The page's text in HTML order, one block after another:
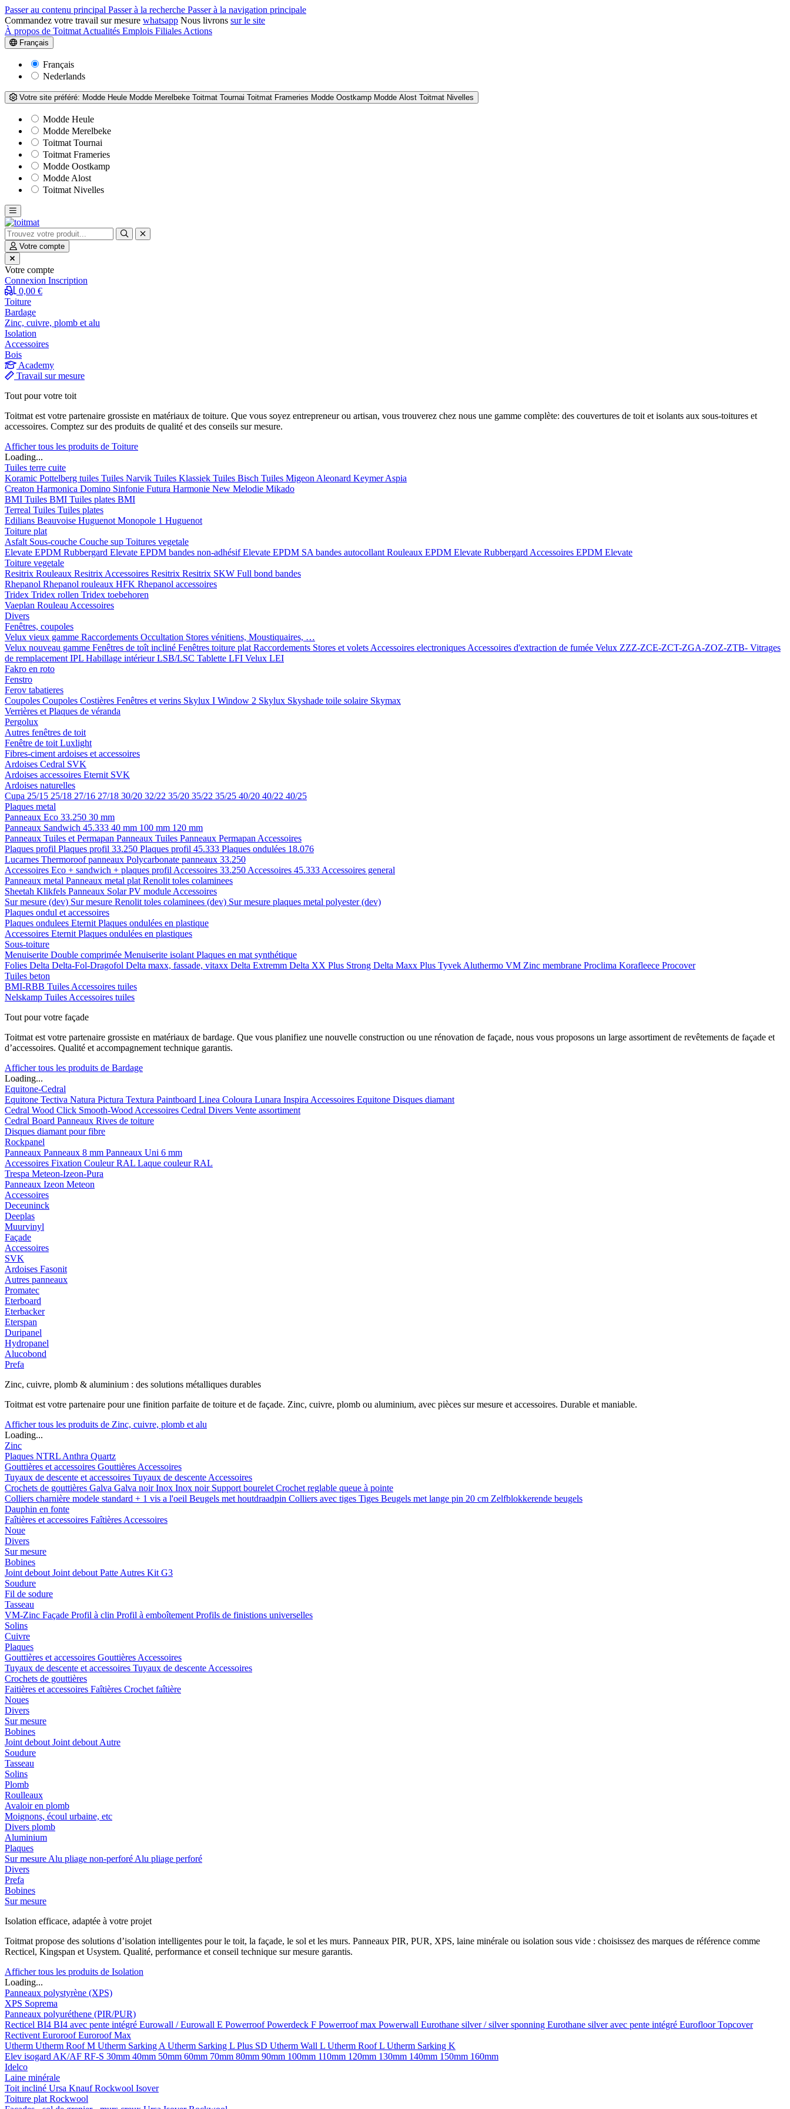
Passer au contenu principal Passer à la recherche Passer à la navigation principale
Commandez votre travail sur mesure whatsapp Nous livrons sur le site
À propos de Toitmat Actualités Emplois Filiales Actions
Français
Français
Nederlands
Votre site préféré: Modde Heule Modde Merelbeke Toitmat Tournai Toitmat Frameries Modde Oostkamp Modde Alost Toitmat Nivelles
Modde Heule
Modde Merelbeke
Toitmat Tournai
Toitmat Frameries
Modde Oostkamp
Modde Alost
Toitmat Nivelles
Votre compte
Votre compte
Connexion Inscription
0,00 €
Toiture
Bardage
Zinc, cuivre, plomb et alu
Isolation
Accessoires
Bois
Academy
Travail sur mesure
Tout pour votre toit
Toitmat est votre partenaire grossiste en matériaux de toiture. Que vous soyez entrepreneur ou artisan, vous trouverez chez nous une gamme complète: des couvertures de toit et isolants aux sous-toitures et
accessoires. Comptez sur des produits de qualité et des conseils sur mesure.
Afficher tous les produits de Toiture
Loading...
Tuiles terre cuite
Koramic Pottelberg tuiles Tuiles Narvik Tuiles Klassiek Tuiles Bisch Tuiles Migeon Aleonard KeymerAspia
Creaton Harmonica Domino Sinfonie Futura Harmonie New Melodie Mikado
BMI Tuiles BMI Tuiles plates BMI
Terreal Tuiles Tuiles plates
Edilians Beauvoise Huguenot Monopole 1 Huguenot
Toiture plat
Asfalt Sous-couche Couche sup Toitures vegetale
Elevate EPDM Rubbergard Elevate EPDM bandes non-adhésifElevate EPDM SA bandes autocollant Rouleaux EPDM Elevate Rubbergard Accessoires EPDM Elevate
Toiture vegetale
Resitrix Rouleaux Resitrix Accessoires Resitrix Resitrix SKW Full bond bandes
Rhepanol Rhepanol rouleaux HFK Rhepanol accessoires
Tridex Tridex rollen Tridex toebehoren
Vaeplan Rouleau Accessoires
Divers
Fenêtres, coupoles
Velux vieux gamme Raccordements Occultation Stores vénitiens, Moustiquaires, …
Velux nouveau gamme Fenêtres de toît incliné Fenêtres toiture plat Raccordements Stores et volets Accessoires electroniques Accessoires d'extraction de fumée Velux ZZZ-ZCE-ZCT-ZGA-ZOZ-ZTB- Vitrages
de remplacement IPL Habillage intérieur LSB/LSC Tablette LFI Velux LEI
Fakro en roto
Fenstro
Ferov tabatieres
Coupoles Coupoles Costières Fenêtres et verins Skylux I Window 2 Skylux Skyshade toile solaire Skymax
Verrières et Plaques de véranda
Pergolux
Autres fenêtres de toit
Fenêtre de toit Luxlight
Fibres-ciment ardoises et accessoires
Ardoises Cedral SVK
Ardoises accessoires Eternit SVK
Ardoises naturelles
Cupa 25/15 25/18 27/16 27/18 30/20 32/22 35/20 35/22 35/25 40/20 40/22 40/25
Plaques metal
Panneaux Eco 33.250 30 mm
Panneaux Sandwich 45.333 40 mm 100 mm 120 mm
Panneaux Tuiles et Permapan Panneaux Tuiles Panneaux Permapan Accessoires
Plaques profil Plaques profil 33.250 Plaques profil 45.333 Plaques ondulées 18.076
Lucarnes Thermoroof panneaux Polycarbonate panneaux 33.250
Accessoires Eco + sandwich + plaques profil Accessoires 33.250 Accessoires 45.333 Accessoires general
Panneaux metal Panneaux metal plat Renolit toles colaminees
Sheetah Klikfels Panneaux Solar PV module Accessoires
Sur mesure (dev) Sur mesure Renolit toles colaminees (dev) Sur mesure plaques metal polyester (dev)
Plaques ondul et accessoires
Plaques ondulees Eternit Plaques ondulées en plastique
Accessoires Eternit Plaques ondulées en plastiques
Sous-toiture
Menuiserite Double comprimée Menuiserite isolant Plaques en mat synthétique
Folies Delta Delta-Fol-Dragofol Delta maxx, fassade, vitaxx Delta Extremm Delta XX Plus Strong Delta Maxx Plus Tyvek Aluthermo VM Zinc membrane Proclima Korafleece Procover
Tuiles beton
BMI-RBB Tuiles Accessoires tuiles
Nelskamp Tuiles Accessoires tuiles
Tout pour votre façade
Toitmat est votre partenaire grossiste en matériaux de bardage. Que vous planifiez une nouvelle construction ou une rénovation de façade, nous vous proposons un large assortiment de revêtements de façade et
d’accessoires. Qualité et accompagnement technique garantis.
Afficher tous les produits de Bardage
Loading...
Equitone-Cedral
Equitone Tectiva Natura Pictura Textura Paintboard Linea Coloura Lunara Inspira Accessoires Equitone Disques diamant
Cedral Wood Click Smooth-Wood Accessoires Cedral Divers Vente assortiment
Cedral Board Panneaux Rives de toiture
Disques diamant pour fibre
Rockpanel
Panneaux Panneaux 8 mm Panneaux Uni 6 mm
Accessoires Fixation Couleur RAL Laque couleur RAL
Trespa Meteon-Izeon-Pura
Panneaux Izeon Meteon
Accessoires
Deceuninck
Deeplas
Muurvinyl
Façade
Accessoires
SVK
Ardoises Fasonit
Autres panneaux
Promatec
Eterboard
Eterbacker
Eterspan
Duripanel
Hydropanel
Alucobond
Prefa
Zinc, cuivre, plomb & aluminium : des solutions métalliques durables
Toitmat est votre partenaire pour une finition parfaite de toiture et de façade. Zinc, cuivre, plomb ou aluminium, avec pièces sur mesure et accessoires. Durable et maniable.
Afficher tous les produits de Zinc, cuivre, plomb et alu
Loading...
Zinc
Plaques NTRL Anthra Quartz
Gouttières et accessoires Gouttières Accessoires
Tuyaux de descente et accessoires Tuyaux de descente Accessoires
Crochets de gouttières Galva Galva noirInox Inox noir Support bourelet Crochet reglable queue à pointe
Colliers charnière modele standard + 1 vis a l'oeil Beugels met houtdraadpin Colliers avec tiges Tiges Beugels met lange pin 20 cm Zelfblokkerende beugels
Dauphin en fonte
Faîtières et accessoires Faîtières Accessoires
Noue
Divers
Sur mesure
Bobines
Joint debout Joint debout Patte Autres Kit G3
Soudure
Fil de sodure
Tasseau
VM-Zinc Façade Profil à clin Profil à emboîtement Profils de finistions universelles
Solins
Cuivre
Plaques
Gouttières et accessoires Gouttières Accessoires
Tuyaux de descente et accessoires Tuyaux de descente Accessoires
Crochets de gouttières
Faitières et accessoires Faîtières Crochet faîtière
Noues
Divers
Sur mesure
Bobines
Joint debout Joint debout Autre
Soudure
Tasseau
Solins
Plomb
Roulleaux
Avaloir en plomb
Moignons, écoul urbaine, etc
Divers plomb
Aluminium
Plaques
Sur mesure Alu pliage non-perforé Alu pliage perforé
Divers
Prefa
Bobines
Sur mesure
Isolation efficace, adaptée à votre projet
Toitmat propose des solutions d’isolation intelligentes pour le toit, la façade, le sol et les murs. Panneaux PIR, PUR, XPS, laine minérale ou isolation sous vide : choisissez des marques de référence comme
Recticel, Kingspan et Usystem. Qualité, performance et conseil technique sur mesure garantis.
Afficher tous les produits de Isolation
Loading...
Panneaux polystyrène (XPS)
XPS Soprema
Panneaux polyuréthene (PIR/PUR)
Recticel BI4 BI4 avec pente intégré Eurowall / Eurowall E PowerroofPowerdeck F Powerroof max Powerwall Eurothane silver / silver sponning Eurothane silver avec pente intégré EurofloorTopcover
Rectivent EuroroofEuroroof Max
Utherm Utherm Roof M Utherm Sarking A Utherm Sarking L Plus SD Utherm Wall L Utherm Roof L Utherm Sarking K
Elev isogard AK/AF RF-S 30mm 40mm 50mm 60mm 70mm 80mm 90mm 100mm 110mm 120mm 130mm 140mm 150mm 160mm
Idelco
Laine minérale
Toit incliné Ursa KnaufRockwool Isover
Toiture plat Rockwool